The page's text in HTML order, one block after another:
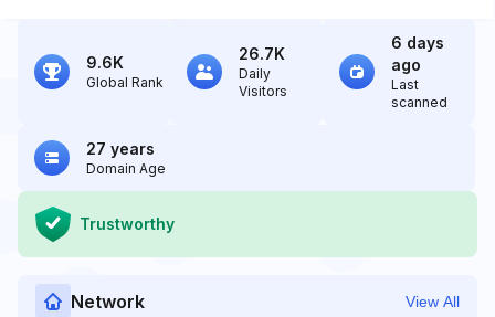
9.6K
Global Rank
26.7K
Daily
Visitors
6 days
ago
Last
scanned
27 years
Domain Age
Trustworthy
Network View All